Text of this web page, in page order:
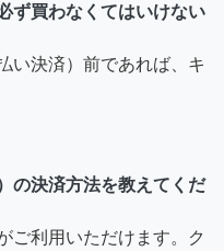
ず買わなくてはいけない
い決済）前であれば、キ
の決済方法を教えてくだ
ご利用いただけます。ク